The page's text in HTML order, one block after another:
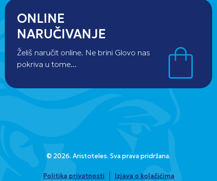
ONLINE
NARUČIVANJE
Želiš naručit online. Ne brini Glovo nas
pokriva u tome...
© 2026. Aristoteles. Sva prava pridržana.
Politika privatnosti Izjava o kolačićima